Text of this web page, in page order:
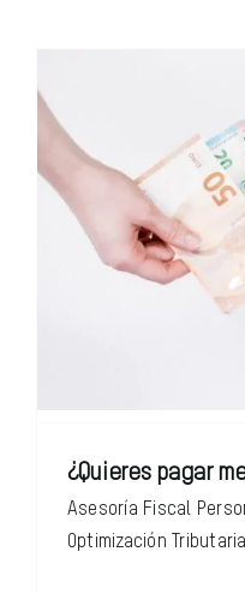
¿Quieres pagar
Asesoría Fiscal
Optimización